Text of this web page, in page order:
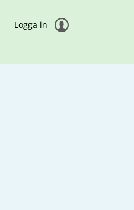
Logga in